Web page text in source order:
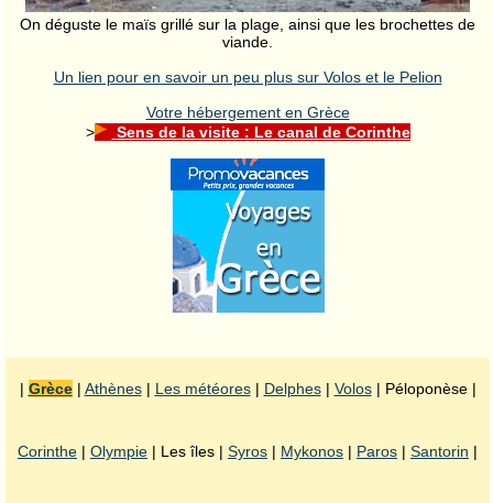
On déguste le maïs grillé sur la plage, ainsi que les brochettes de
viande.
Un lien pour en savoir un peu plus sur Volos et le Pelion
Votre hébergement en Grèce
>
Sens de la visite : Le canal de Corinthe
| Grèce| Athènes| Les météores| Delphes| Volos| Péloponèse |
Corinthe | Olympie | Les îles | Syros | Mykonos | Paros | Santorin |